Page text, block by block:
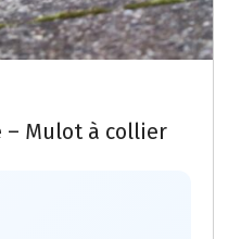
– Mulot à collier